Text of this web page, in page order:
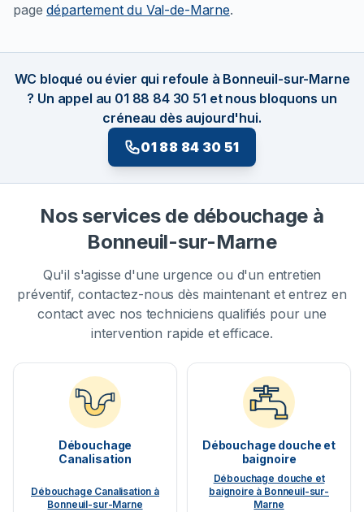
pagedépartement du Val-de-Marne.
WC bloqué ou évier qui refoule à Bonneuil-sur-Marne
? Un appel au 01 88 84 30 51 et nous bloquons un
créneau dès aujourd'hui.
01 88 84 30 51
Nos services de débouchage à
Bonneuil-sur-Marne
Qu'il s'agisse d'une urgence ou d'un entretien
préventif, contactez-nous dès maintenant et entrez en
contact avec nos techniciens qualifiés pour une
intervention rapide et efficace.
Débouchage
Canalisation
Débouchage Canalisation à
Bonneuil-sur-Marne
Débouchage douche et
baignoire
Débouchage douche et
baignoire à Bonneuil-sur-
Marne